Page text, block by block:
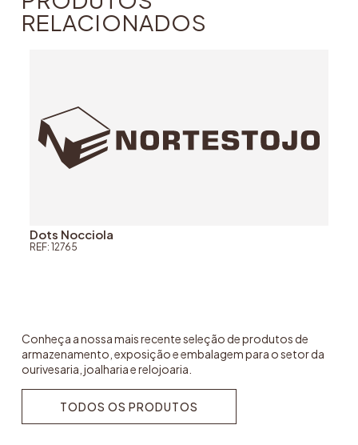
RELACIONADOS
Dots Nocciola
REF: 12765
Conheça a nossa mais recente seleção de produtos de
armazenamento, exposição e embalagem para o setor da
ourivesaria, joalharia e relojoaria.
TODOS OS PRODUTOS